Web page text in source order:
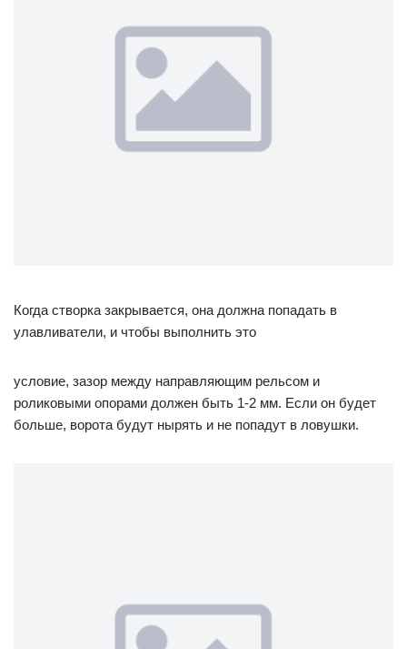
Когда створка закрывается, она должна попадать в
улавливатели, и чтобы выполнить это
условие, зазор между направляющим рельсом и
роликовыми опорами должен быть 1-2 мм. Если он будет
больше, ворота будут нырять и не попадут в ловушки.